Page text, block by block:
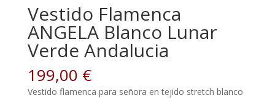
Vestido Flamenca
ANGELA Blanco Lunar
Verde Andalucia
199,00 €
Vestido flamenca para señora en tejido stretch blanco